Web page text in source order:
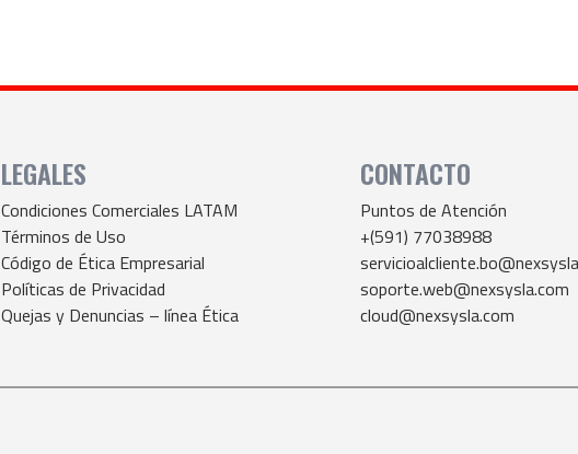
LEGALES
Condiciones Comerciales LATAM
Términos de Uso
Código de Ética Empresarial
Políticas de Privacidad
Quejas y Denuncias – línea Ética
CONTACTO
Puntos de Atención
+(591) 77038988
soporte.web@nexsysla.com
cloud@nexsysla.com